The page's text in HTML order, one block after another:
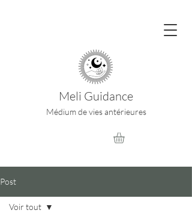
Meli Guidance
Médium de vies antérieures
Post
Voir tout